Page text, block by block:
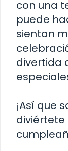
con una
puede
sientan
divertida
¡Así que
diviértete